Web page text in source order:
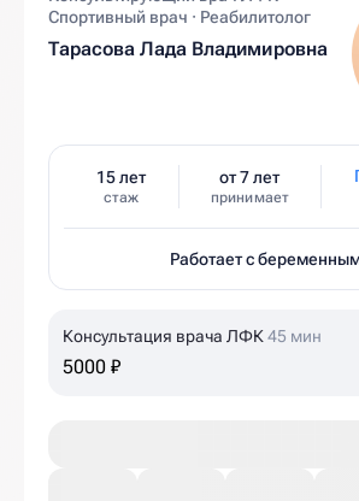
Спортивный врач · Реабилитолог
Тарасова Лада Владимировна
15 лет
стаж
от 7 лет
принимает
Работает с
Консультация врача ЛФК45 мин
5000 ₽